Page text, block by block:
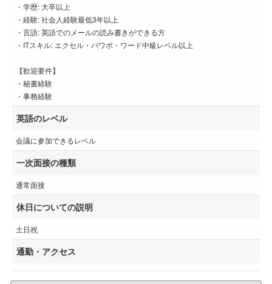
・学歴: 大卒以上
・経験: 社会人経験最低3年以上
・言語: 英語でのメールの読み書きができる方
・ITスキル: エクセル・パワポ・ワード中級レベル以上
【歓迎要件】
・秘書経験
・事務経験
英語のレベル
会議に参加できるレベル
一次面接の種類
通常面接
休日についての説明
土日祝
通勤・アクセス